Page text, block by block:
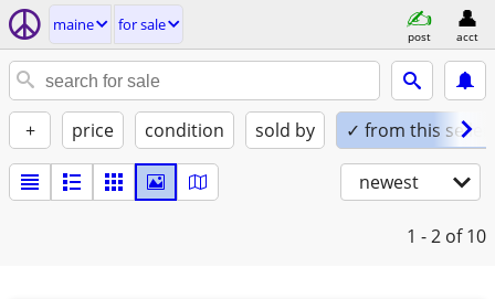
maine for sale
post acct
+ price condition sold by ✓ from this seller
newest
1 - 2 of 10